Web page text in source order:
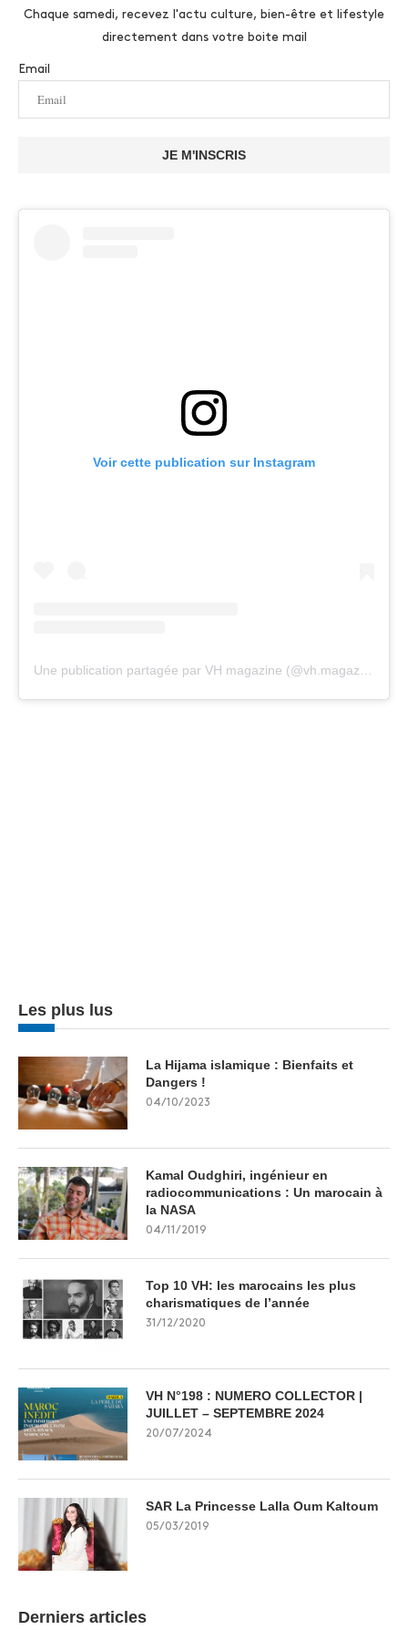
Chaque samedi, recevez l'actu culture, bien-être et lifestyle
directement dans votre boite mail
Email
JE M'INSCRIS
Voir cette publication sur Instagram
Les plus lus
La Hijama islamique : Bienfaits et
Dangers !
04/10/2023
Kamal Oudghiri, ingénieur en
radiocommunications : Un marocain à
la NASA
04/11/2019
Top 10 VH: les marocains les plus
charismatiques de l’année
31/12/2020
VH N°198 : NUMERO COLLECTOR |
JUILLET – SEPTEMBRE 2024
20/07/2024
SAR La Princesse Lalla Oum Kaltoum
05/03/2019
Derniers articles